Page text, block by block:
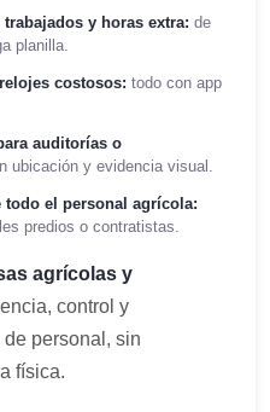
y horas extra: de
planilla.
costosos: todo con app
auditorías o
ubicación y evidencia visual.
todo el personal agrícola:
predios o contratistas.
agrícolas y
control y
personal, sin
física.